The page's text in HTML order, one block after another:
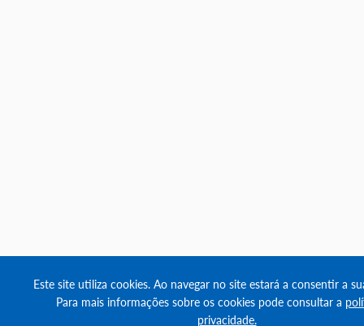
Este site utiliza cookies. Ao navegar no site estará a consentir a
Para mais informações sobre os cookies pode consultar a
privacidade.